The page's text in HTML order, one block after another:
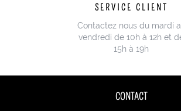
SERVICE CLIENT
Contactez nous du mardi
vendredi de 10h à 12h et
15h à 19h
CONTACT